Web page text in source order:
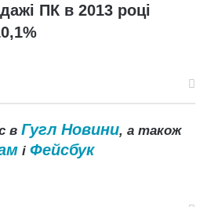
ПК в 2013 році
в Гугл Новини, а також
і Фейсбук